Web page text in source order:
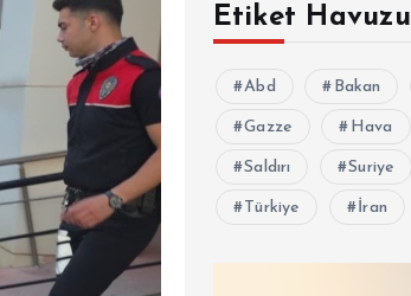
Etiket Havuzu
Abd Bakan
Gazze Hava
Saldırı Suriye
Türkiye İran